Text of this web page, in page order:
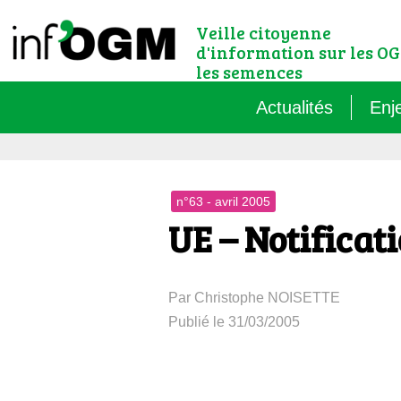
Veille citoyenne
d'information sur les
les semences
Actualités
Le
n°63 - avril 2005
UE –
Par Christophe NOISETTE
Publié le 31/03/2005